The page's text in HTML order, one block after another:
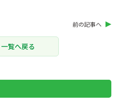
前の記事へ
一覧へ戻る